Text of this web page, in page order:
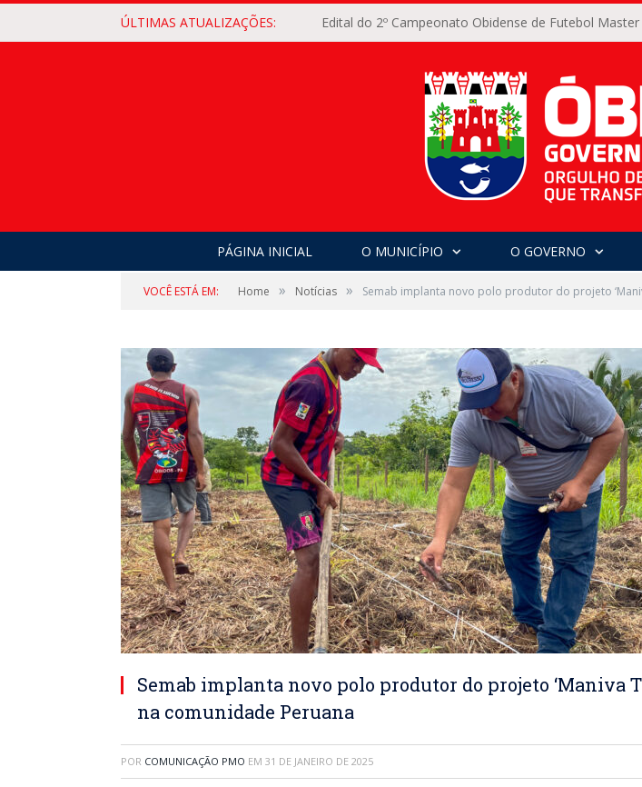
ÚLTIMAS ATUALIZAÇÕES: Edital do 2º Campeonato Obidense de Futebol Master
PÁGINA INICIAL O MUNICÍPIO O GOVERNO
VOCÊ ESTÁ EM: Home » Notícias » Semab implanta novo polo produtor do projeto
Semab implanta novo polo produtor do projeto ‘Maniva
na comunidade Peruana
POR COMUNICAÇÃO PMO EM 31 DE JANEIRO DE 2025